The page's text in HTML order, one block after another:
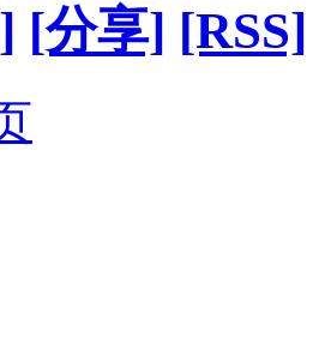
[分享] [RSS]